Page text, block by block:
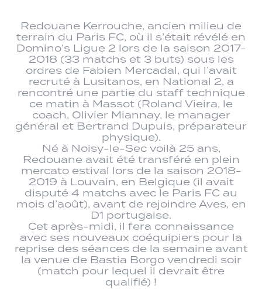
Redouane Kerrouche, ancien milieu de
terrain du Paris FC, où il s’était révélé en
Domino’s Ligue 2 lors de la saison 2017-
2018 (33 matchs et 3 buts) sous les
ordres de Fabien Mercadal, qui l’avait
recruté à Lusitanos, en National 2, a
rencontré une partie du staff technique
ce matin à Massot (Roland Vieira, le
coach, Olivier Miannay, le manager
général et Bertrand Dupuis, préparateur
physique).
Né à Noisy-le-Sec voilà 25 ans,
Redouane avait été transféré en plein
mercato estival lors de la saison 2018-
2019 à Louvain, en Belgique (il avait
disputé 4 matchs avec le Paris FC au
mois d’août), avant de rejoindre Aves, en
D1 portugaise.
Cet après-midi, il fera connaissance
avec ses nouveaux coéquipiers pour la
reprise des séances de la semaine avant
la venue de Bastia Borgo vendredi soir
(match pour lequel il devrait être
qualifié) !